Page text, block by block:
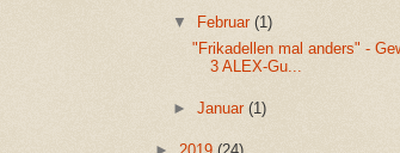
▼ Februar(1)
"Frikadellen mal anders" -
3 ALEX-Gu...
►Januar(1)